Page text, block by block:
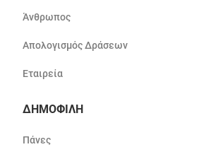
Άνθρωπος
Απολογισμός Δράσεων
Εταιρεία
ΔΗΜΟΦΙΛΗ
Πάνες